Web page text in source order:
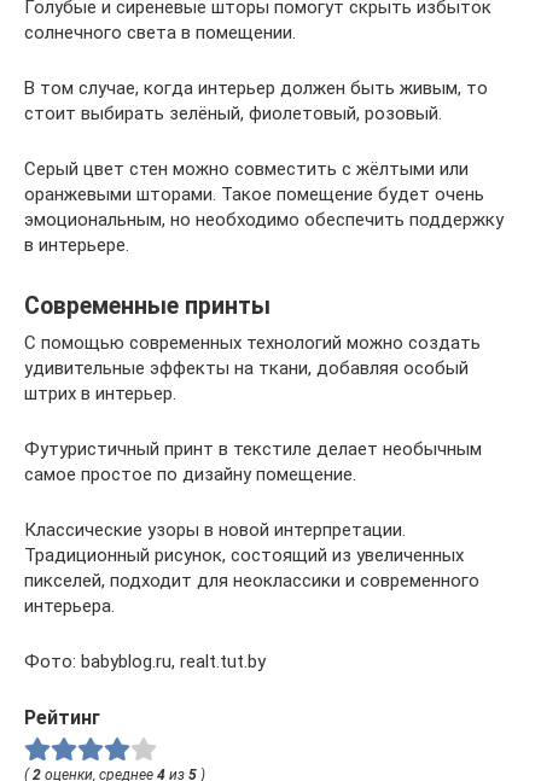
Голубые и сиреневые шторы помогут скрыть избыток
солнечного света в помещении.
В том случае, когда интерьер должен быть живым, то
стоит выбирать зелёный, фиолетовый, розовый.
Серый цвет стен можно совместить с жёлтыми или
оранжевыми шторами. Такое помещение будет очень
эмоциональным, но необходимо обеспечить поддержку
в интерьере.
Современные принты
С помощью современных технологий можно создать
удивительные эффекты на ткани, добавляя особый
штрих в интерьер.
Футуристичный принт в текстиле делает необычным
самое простое по дизайну помещение.
Классические узоры в новой интерпретации.
Традиционный рисунок, состоящий из увеличенных
пикселей, подходит для неоклассики и современного
интерьера.
Фото: babyblog.ru, realt.tut.by
Рейтинг
(2 оценки, среднее 4 из 5 )